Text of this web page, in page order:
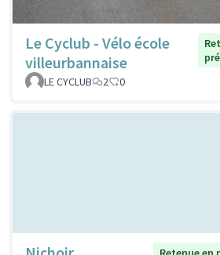
Le Cyclub - Vélo école
villeurbannaise
LE CYCLUB
2 0